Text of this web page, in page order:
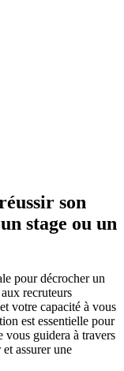
son
stage ou un
pour décrocher un
recruteurs
votre capacité à vous
est essentielle pour
vous guidera à travers
assurer une